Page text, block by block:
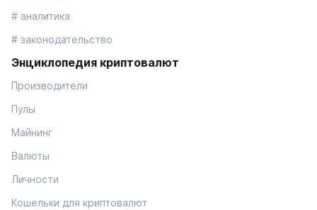
# аналитика
# законодательство
Энциклопедия криптовалют
Производители
Пулы
Майнинг
Валюты
Личности
Кошельки для криптовалют